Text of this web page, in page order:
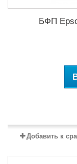
БФП
Добавить к